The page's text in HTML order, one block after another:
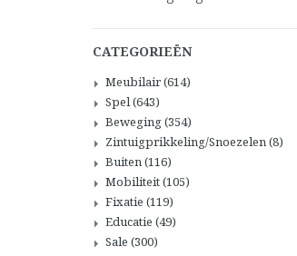
CATEGORIEËN
Meubilair(614)
Spel(643)
Beweging(354)
Zintuigprikkeling/Snoezelen(8)
Buiten(116)
Mobiliteit(105)
Fixatie (119)
Educatie (49)
Sale (300)